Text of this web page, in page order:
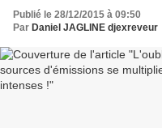
Publié le 28/12/2015 à 09:50
Par Daniel JAGLINE djexreveur